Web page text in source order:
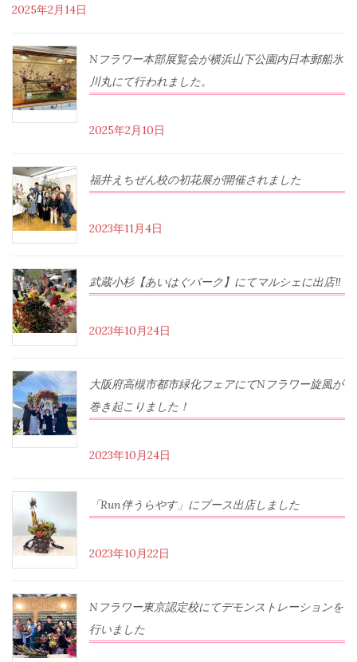
2025年2月14日
Nフラワー本部展覧会が横浜山下公園内日本郵船氷
川丸にて行われました。
2025年2月10日
福井えちぜん校の初花展が開催されました
2023年11月4日
武蔵小杉【あいはぐパーク】にてマルシェに出店‼︎
2023年10月24日
大阪府高槻市都市緑化フェアにてNフラワー旋風が
巻き起こりました！
2023年10月24日
「Run伴うらやす」にブース出店しました
2023年10月22日
Nフラワー東京認定校にてデモンストレーションを
行いました